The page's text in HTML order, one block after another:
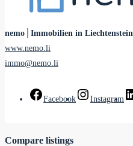
nemo│Immobilien in Liechtenstein
www.nemo.li
immo@nemo.li
Facebook Instagram
Compare listings